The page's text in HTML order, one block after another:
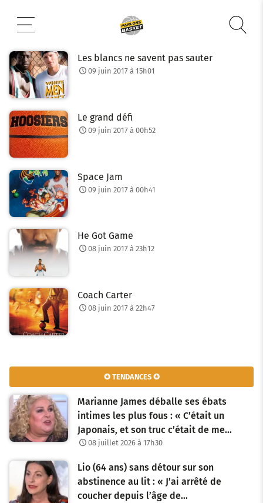
contenu
Les blancs ne savent pas sauter
09 juin 2017 à 15h01
Le grand défi
09 juin 2017 à 00h52
Space Jam
09 juin 2017 à 00h41
He Got Game
08 juin 2017 à 23h12
Coach Carter
08 juin 2017 à 22h47
✪ TENDANCES ✪
Marianne James déballe ses ébats
intimes les plus fous : « C’était un
Japonais, et son truc c’était de me…
08 juillet 2026 à 17h30
Lio (64 ans) sans détour sur son
abstinence au lit : « J’ai arrêté de
coucher depuis l’âge de…